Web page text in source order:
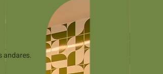
andares.